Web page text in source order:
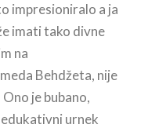
impresioniralo a ja
imati tako divne
na
Behdžeta, nije
je bubano,
urnek